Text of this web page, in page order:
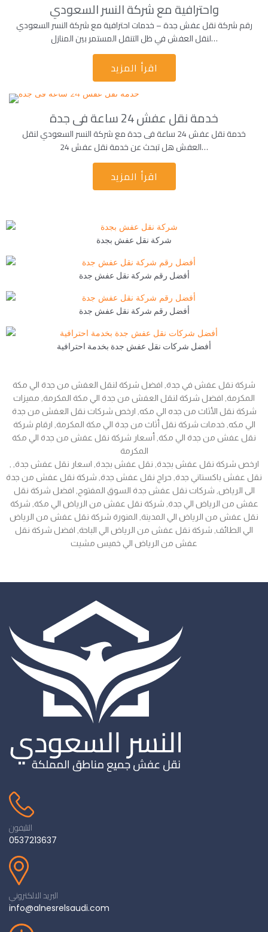
واحترافية مع شركة النسر السعودي
رقم شركة نقل عفش جدة – خدمات احترافية مع شركة النسر السعودي
لنقل العفش في ظل التنقل المستمر بين المنازل…
اقرأ المزيد
خدمة نقل عفش 24 ساعة فى جدة
خدمة نقل عفش 24 ساعة فى جدة مع شركة النسر السعودي لنقل
العفش هل تبحث عن خدمة نقل عفش 24…
اقرأ المزيد
شركة نقل عفش بجدة
أفضل رقم شركة نقل عفش جدة
أفضل رقم شركة نقل عفش جدة
أفضل شركات نقل عفش جدة بخدمة احترافية
شركة نقل عفش في جدة, افضل شركة لنقل العفش من جدة الي مكة
المكرمة, افضل شركة لنقل العفش من جدة الي مكة المكرمة, مميزات
شركة نقل الأثاث من جده الي مكه, ارخص شركات نقل العفش من جدة
الي مكه, خدمات شركة نقل أثاث من جدة الي مكة المكرمة, ارقام شركة
نقل عفش من جدة الي مكة, أسعار شركة نقل عفش من جدة الي مكة
المكرمة
نقل عفش باكستاني جدة, حراج نقل عفش جدة, شركة نقل عفش من جدة
الى الرياض, شركات نقل عفش جدة السوق المفتوح, افضل شركة نقل
عفش من الرياض الي جدة, شركة نقل عفش من الرياض الي مكة, شركة
نقل عفش من الرياض الي المدينة, المنورة شركة نقل عفش من الرياض
الي الطائف, شركة نقل عفش من الرياض الي الباحة, افضل شركة نقل
عفش من الرياض الي خميس مشيت
التليفون
0537213637
البريد الالكتروني
info@alnesrelsaudi.com